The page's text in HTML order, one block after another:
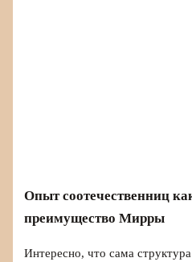
Опыт соотечественниц
преимущество Мирры
Интересно, что сама